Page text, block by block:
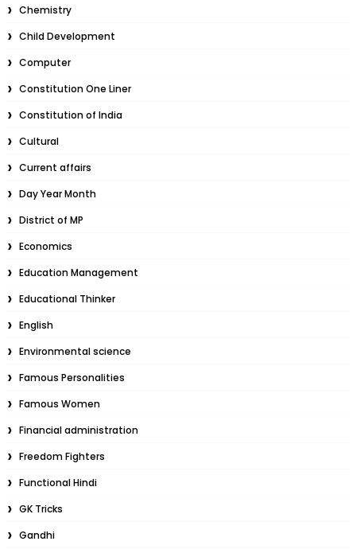
Chemistry
Child Development
Computer
Constitution One Liner
Constitution of India
Cultural
Current affairs
Day Year Month
District of MP
Economics
Education Management
Educational Thinker
English
Environmental science
Famous Personalities
Famous Women
Financial administration
Freedom Fighters
Functional Hindi
GK Tricks
Gandhi